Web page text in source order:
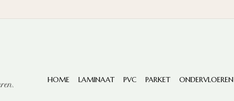
HOME LAMINAAT PVC PARKET ONDERVLOEREN